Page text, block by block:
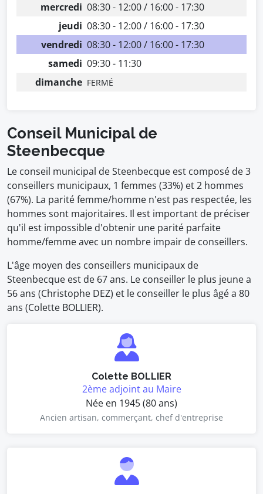
mercredi 08:30 - 12:00 / 16:00 - 17:30
jeudi 08:30 - 12:00 / 16:00 - 17:30
vendredi 08:30 - 12:00 / 16:00 - 17:30
samedi 09:30 - 11:30
dimanche FERMÉ
Conseil Municipal de
Steenbecque
Le conseil municipal de Steenbecque est composé de 3
conseillers municipaux, 1 femmes (33%) et 2 hommes
(67%). La parité femme/homme n'est pas respectée, les
hommes sont majoritaires. Il est important de préciser
qu'il est impossible d'obtenir une parité parfaite
homme/femme avec un nombre impair de conseillers.
L'âge moyen des conseillers municipaux de
Steenbecque est de 67 ans. Le conseiller le plus jeune a
56 ans (Christophe DEZ) et le conseiller le plus âgé a 80
ans (Colette BOLLIER).
Colette BOLLIER
2ème adjoint au Maire
Née en 1945 (80 ans)
Ancien artisan, commerçant, chef d'entreprise